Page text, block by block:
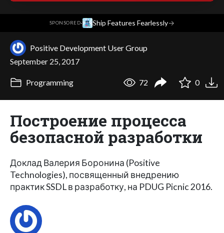
SPONSORED· Ship Features Fearlessly→
Positive Development User Group
September 25, 2017
Programming 72 0
Построение процесса
безопасной разработки
Доклад Валерия Боронина (Positive
Technologies), посвященный внедрению
практик SSDL в разработку, на PDUG Picnic 2016.